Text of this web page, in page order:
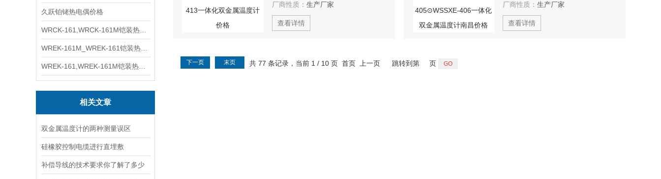
久跃铂铑热电偶价格
相关文章
双金属温度计的两种测量误区
硅橡胶控制电缆进行直埋敷
补偿导线的技术要求你了解了多少
厂商性质： 生产厂家
查看详情
厂商性质： 生产厂家
查看详情
共 77 条记录，当前 1 / 10 页 首页 上一页
下一页 末页 跳转到第 页